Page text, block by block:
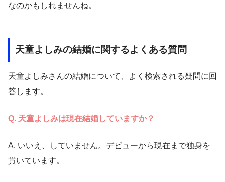
なのかもしれませんね。
天童よしみの結婚に関するよくある質問
天童よしみさんの結婚について、よく検索される疑問に回
答します。
Q. 天童よしみは現在結婚していますか？
A. いいえ、していません。デビューから現在まで独身を
貫いています。